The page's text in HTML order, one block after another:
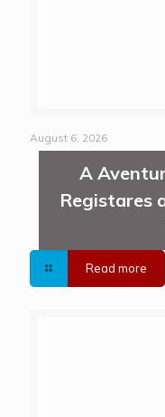
August 6, 2026
A
Registares
Read more